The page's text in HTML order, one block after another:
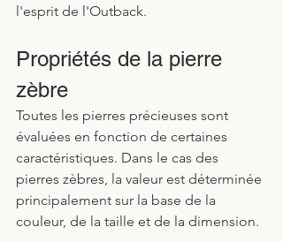
l'esprit de l'Outback.
Propriétés de la pierre
zèbre
Toutes les pierres précieuses sont
évaluées en fonction de certaines
caractéristiques. Dans le cas des
pierres zèbres, la valeur est déterminée
principalement sur la base de la
couleur, de la taille et de la dimension.